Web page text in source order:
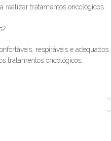
realizar tratamentos oncológicos
respiráveis e adequados
tratamentos oncológicos.